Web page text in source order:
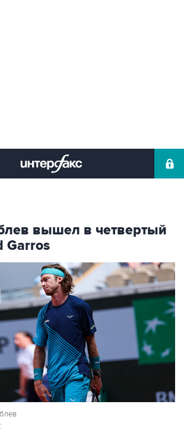
вышел в четвертый
Garros